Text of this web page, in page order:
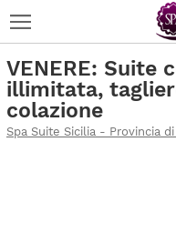
VENERE: Suite
illimitata,
colazione
Spa Suite Sicilia - Provincia